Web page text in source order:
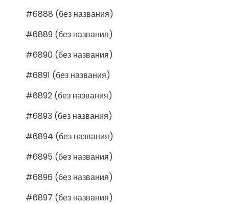
#6888 (без названия)
#6889 (без названия)
#6890 (без названия)
#6891 (без названия)
#6892 (без названия)
#6893 (без названия)
#6894 (без названия)
#6895 (без названия)
#6896 (без названия)
#6897 (без названия)